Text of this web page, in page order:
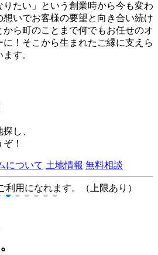
たい」という創業時から今も変わ
想いでお客様の要望と向き合い続け
ら町のことまで何でもお任せのオ
！そこから生まれたご縁に支えら
す。
し、
！
について 土地情報 無料相談
利用になれます。（上限あり）